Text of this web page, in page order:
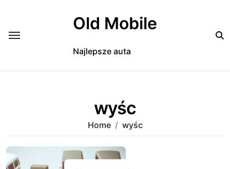
Old Mobile
Najlepsze auta
wyśc
Home wyśc